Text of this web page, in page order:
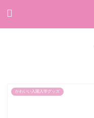
かわいい入園入学グッズ